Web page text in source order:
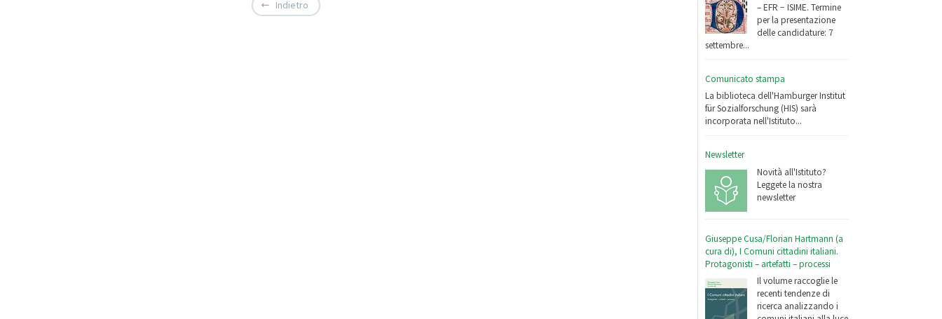
– EFR − ISIME. Termine
per la presentazione
delle candidature: 7
settembre...
Comunicato stampa
La biblioteca dell'Hamburger Institut
für Sozialforschung (HIS) sarà
incorporata nell'Istituto...
Newsletter
Novità all'Istituto?
Leggete la nostra
newsletter
Giuseppe Cusa/Florian Hartmann (a
cura di), I Comuni cittadini italiani.
Protagonisti – artefatti – processi
Il volume raccoglie le
recenti tendenze di
ricerca analizzando i
Indietro